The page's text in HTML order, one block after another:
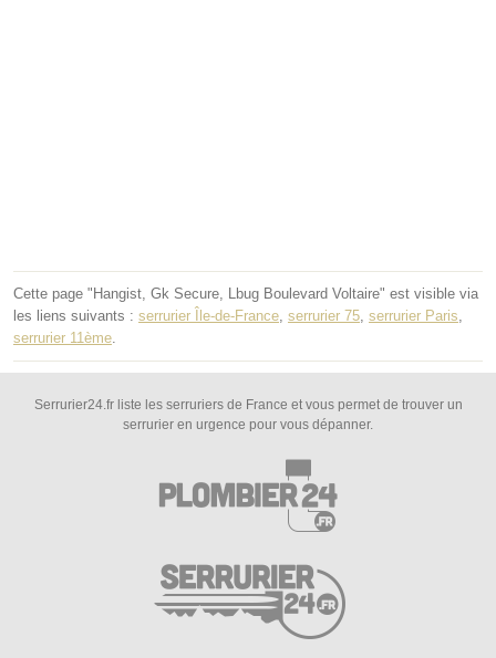
Cette page "Hangist, Gk Secure, Lbug Boulevard Voltaire" est visible via
les liens suivants : serrurier Île-de-France, serrurier 75, serrurier Paris,
serrurier 11ème.
Serrurier24.fr liste les serruriers de France et vous permet de trouver un
serrurier en urgence pour vous dépanner.